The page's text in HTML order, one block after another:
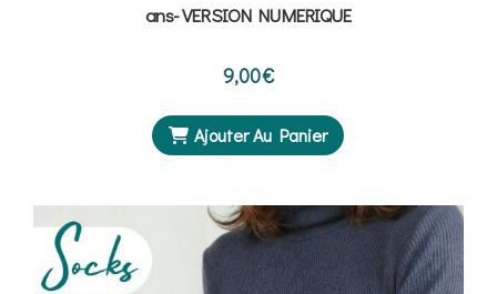
ans- VERSION NUMERIQUE
9,00€
Ajouter Au Panier